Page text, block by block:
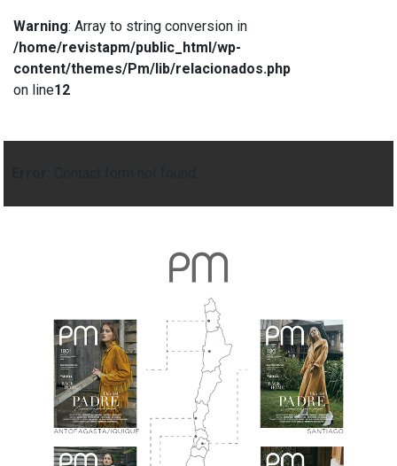
Warning: Array to string conversion in
/home/revistapm/public_html/wp-
content/themes/Pm/lib/relacionados.php
on line12